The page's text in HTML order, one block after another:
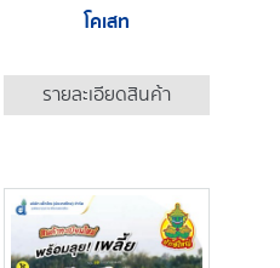
โคเสท
รายละเอียดสินค้า